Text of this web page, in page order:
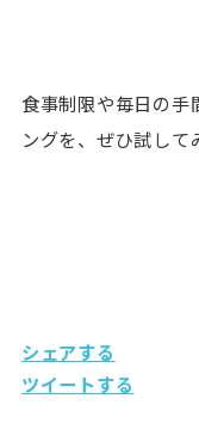
食事制限や毎日の手
ングを、ぜひ試して
シェアする
ツイートする